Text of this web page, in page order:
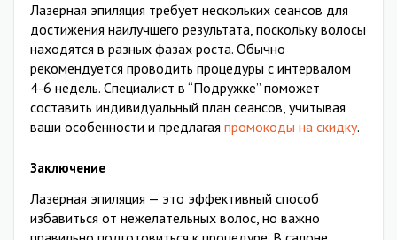
Лазерная эпиляция требует нескольких сеансов для
достижения наилучшего результата, поскольку волосы
находятся в разных фазах роста. Обычно
рекомендуется проводить процедуры с интервалом
4-6 недель. Специалист в “Подружке” поможет
составить индивидуальный план сеансов, учитывая
ваши особенности и предлагая промокоды на скидку.
Заключение
Лазерная эпиляция — это эффективный способ
избавиться от нежелательных волос, но важно